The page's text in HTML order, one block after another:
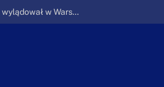
Ucieczka z piekła: Pierwszy samolot z Polakami wylądował w Warszawie